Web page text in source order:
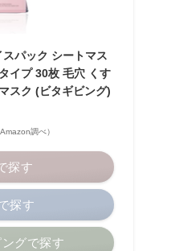
パック シートマス
イプ 30枚 毛穴 くす
スク (ビタギビング)
調べ）
探す
探す
グで探す